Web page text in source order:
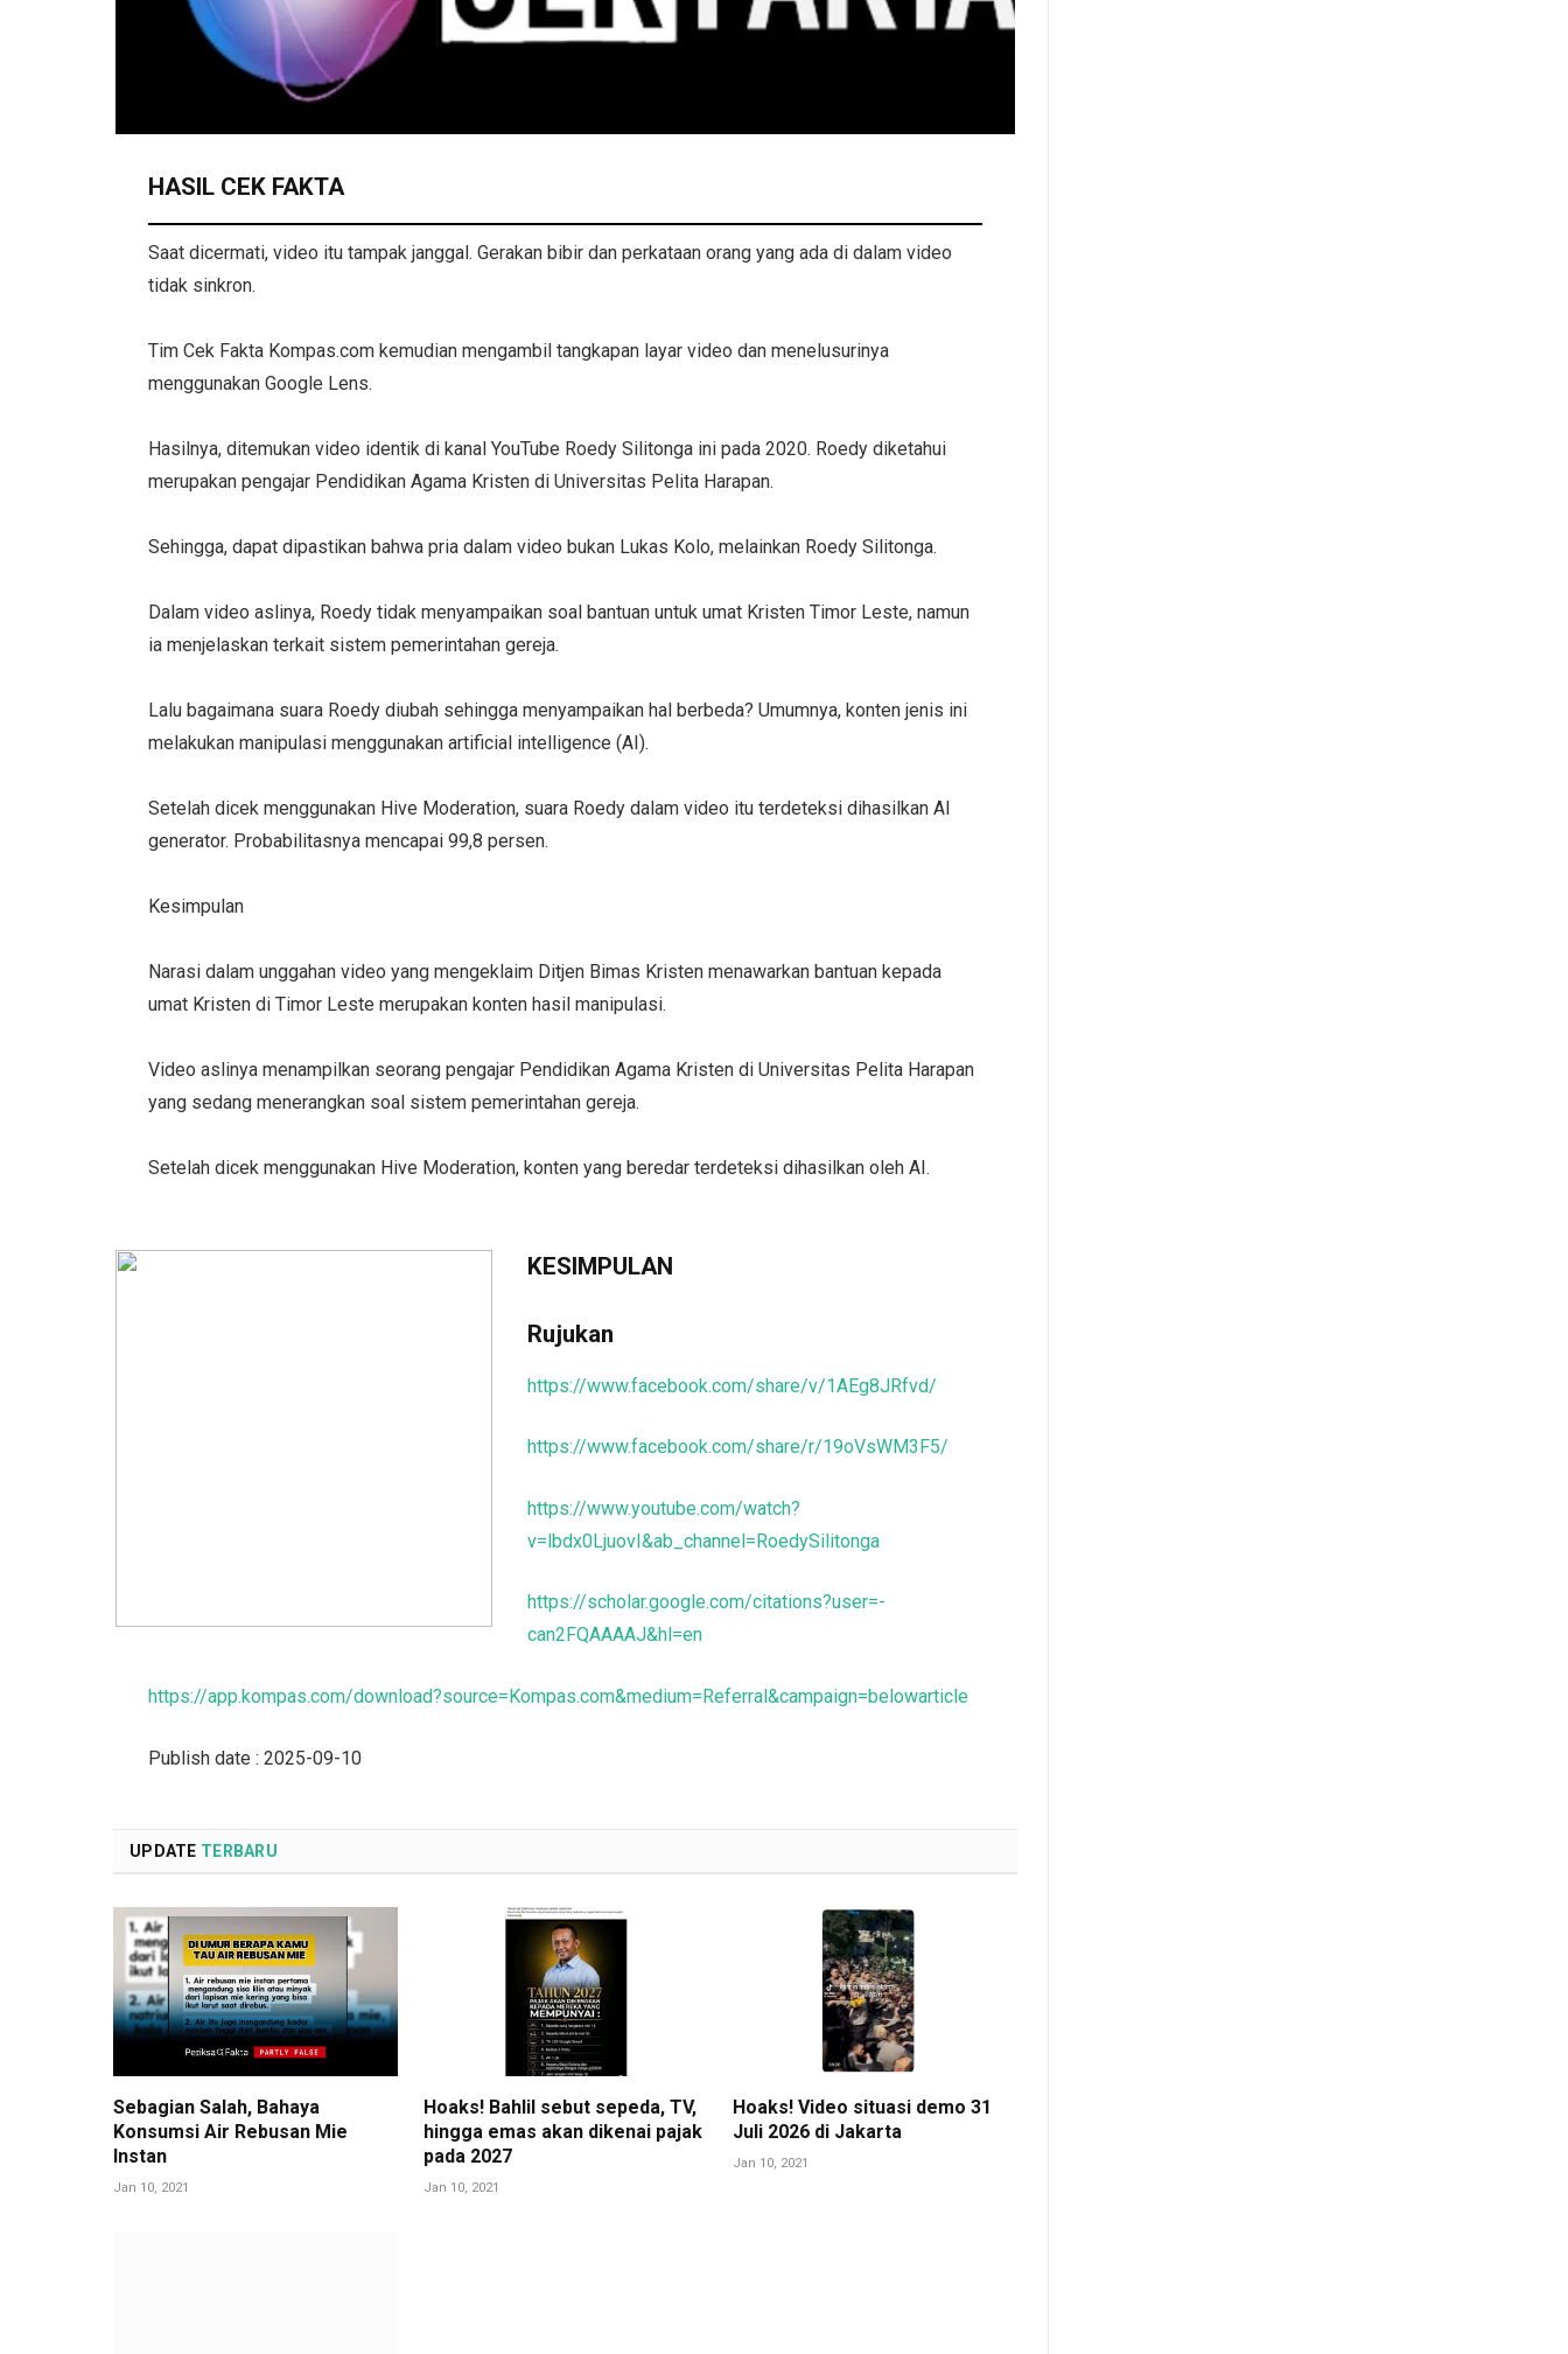
HASIL CEK FAKTA
Saat dicermati, video itu tampak janggal. Gerakan bibir dan perkataan orang yang ada di dalam video
tidak sinkron.
Tim Cek Fakta Kompas.com kemudian mengambil tangkapan layar video dan menelusurinya
menggunakan Google Lens.
Hasilnya, ditemukan video identik di kanal YouTube Roedy Silitonga ini pada 2020. Roedy diketahui
merupakan pengajar Pendidikan Agama Kristen di Universitas Pelita Harapan.
Sehingga, dapat dipastikan bahwa pria dalam video bukan Lukas Kolo, melainkan Roedy Silitonga.
Dalam video aslinya, Roedy tidak menyampaikan soal bantuan untuk umat Kristen Timor Leste, namun
ia menjelaskan terkait sistem pemerintahan gereja.
Lalu bagaimana suara Roedy diubah sehingga menyampaikan hal berbeda? Umumnya, konten jenis ini
melakukan manipulasi menggunakan artificial intelligence (AI).
Setelah dicek menggunakan Hive Moderation, suara Roedy dalam video itu terdeteksi dihasilkan AI
generator. Probabilitasnya mencapai 99,8 persen.
Kesimpulan
Narasi dalam unggahan video yang mengeklaim Ditjen Bimas Kristen menawarkan bantuan kepada
umat Kristen di Timor Leste merupakan konten hasil manipulasi.
Video aslinya menampilkan seorang pengajar Pendidikan Agama Kristen di Universitas Pelita Harapan
yang sedang menerangkan soal sistem pemerintahan gereja.
Setelah dicek menggunakan Hive Moderation, konten yang beredar terdeteksi dihasilkan oleh AI.
KESIMPULAN
Rujukan
https://www.facebook.com/share/v/1AEg8JRfvd/
https://www.facebook.com/share/r/19oVsWM3F5/
https://www.youtube.com/watch?
v=lbdx0LjuovI&ab_channel=RoedySilitonga
https://scholar.google.com/citations?user=-
can2FQAAAAJ&hl=en
https://app.kompas.com/download?source=Kompas.com&medium=Referral&campaign=belowarticle
Publish date : 2025-09-10
UPDATE TERBARU
Sebagian Salah, Bahaya
Konsumsi Air Rebusan Mie
Instan
Jan 10, 2021
Hoaks! Bahlil sebut sepeda, TV,
hingga emas akan dikenai pajak
pada 2027
Jan 10, 2021
Hoaks! Video situasi demo 31
Juli 2026 di Jakarta
Jan 10, 2021